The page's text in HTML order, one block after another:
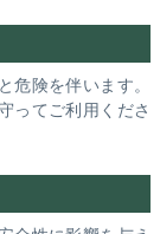
険を伴います。
ってご利用くださ